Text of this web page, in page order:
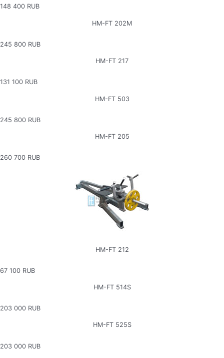
148 400 RUB
НМ-FТ 202M
245 800 RUB
HM-FT 217
131 100 RUB
НМ-FТ 503
245 800 RUB
HM-FT 205
260 700 RUB
HM-FT 212
67 100 RUB
HM-FT 514S
203 000 RUB
HM-FT 525S
203 000 RUB